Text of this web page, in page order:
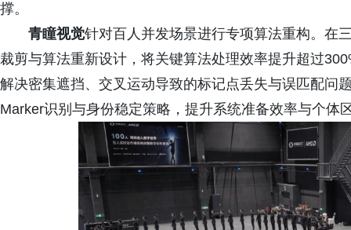
撑。
青瞳视觉针对百人并发场景进行专项算法重构。在
裁剪与算法重新设计，将关键算法处理效率提升超过
解决密集遮挡、交叉运动导致的标记点丢失与误匹配问
Marker识别与身份稳定策略，提升系统准备效率与个体